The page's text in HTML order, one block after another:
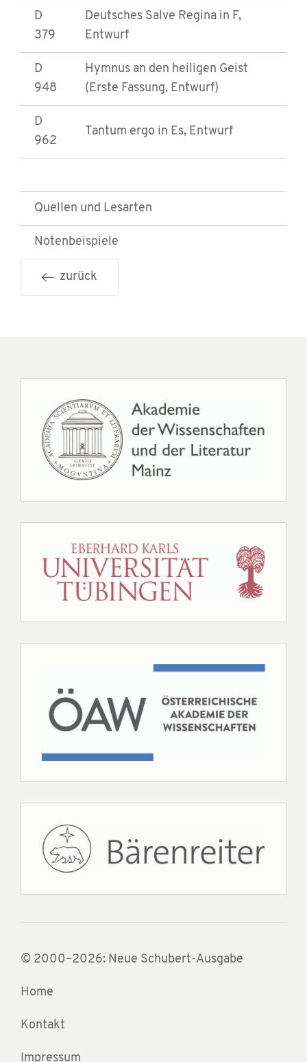
D
379
Deutsches Salve Regina in F,
Entwurf
D
948
Hymnus an den heiligen Geist
(Erste Fassung, Entwurf)
D
962
Tantum ergo in Es, Entwurf
Quellen und Lesarten
Notenbeispiele
zurück
© 2000–2026: Neue Schubert-Ausgabe
Home
Kontakt
Impressum